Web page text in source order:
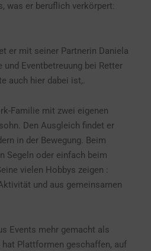
was er beruflich verkörpert:
er mit seiner Partnerin Daniela
und Eventbetreuung bei Retter
auch hier dabei ist,.
Familie mit zwei eigenen
Den Ausgleich findet er
in der Bewegung. Beim
Segeln oder einfach beim
vielen Hobbys zeigen :
und aus gemeinsamen
Events mehr gemacht als
hat Plattformen geschaffen, auf